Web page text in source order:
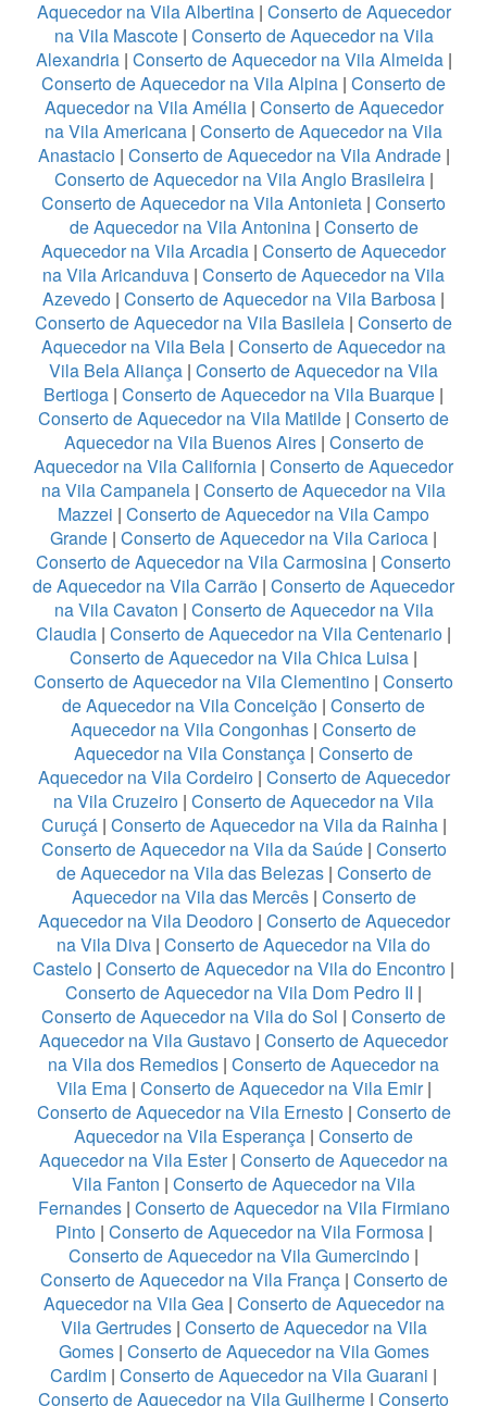
Aquecedor na Vila Albertina| Conserto de Aquecedor
na Vila Mascote| Conserto de Aquecedor na Vila
Alexandria| Conserto de Aquecedor na Vila Almeida |
Conserto de Aquecedor na Vila Alpina | Conserto de
Aquecedor na Vila Amélia | Conserto de Aquecedor
na Vila Americana | Conserto de Aquecedor na Vila
Anastacio| Conserto de Aquecedor na Vila Andrade|
Conserto de Aquecedor na Vila Anglo Brasileira|
Conserto de Aquecedor na Vila Antonieta | Conserto
de Aquecedor na Vila Antonina| Conserto de
Aquecedor na Vila Arcadia | Conserto de Aquecedor
na Vila Aricanduva | Conserto de Aquecedor na Vila
Azevedo | Conserto de Aquecedor na Vila Barbosa |
Conserto de Aquecedor na Vila Basileia | Conserto de
Aquecedor na Vila Bela | Conserto de Aquecedor na
Vila Bela Aliança | Conserto de Aquecedor na Vila
Bertioga | Conserto de Aquecedor na Vila Buarque |
Conserto de Aquecedor na Vila Matilde | Conserto de
Aquecedor na Vila Buenos Aires| Conserto de
Aquecedor na Vila California | Conserto de Aquecedor
na Vila Campanela | Conserto de Aquecedor na Vila
Mazzei | Conserto de Aquecedor na Vila Campo
Grande | Conserto de Aquecedor na Vila Carioca |
Conserto de Aquecedor na Vila Carmosina | Conserto
de Aquecedor na Vila Carrão | Conserto de Aquecedor
na Vila Cavaton | Conserto de Aquecedor na Vila
Claudia | Conserto de Aquecedor na Vila Centenario |
Conserto de Aquecedor na Vila Chica Luisa |
Conserto de Aquecedor na Vila Clementino | Conserto
de Aquecedor na Vila Conceição | Conserto de
Aquecedor na Vila Congonhas | Conserto de
Aquecedor na Vila Constança | Conserto de
Aquecedor na Vila Cordeiro| Conserto de Aquecedor
na Vila Cruzeiro | Conserto de Aquecedor na Vila
Curuçá | Conserto de Aquecedor na Vila da Rainha |
Conserto de Aquecedor na Vila da Saúde| Conserto
de Aquecedor na Vila das Belezas| Conserto de
Aquecedor na Vila das Mercês| Conserto de
Aquecedor na Vila Deodoro| Conserto de Aquecedor
na Vila Diva | Conserto de Aquecedor na Vila do
Castelo | Conserto de Aquecedor na Vila do Encontro |
Conserto de Aquecedor na Vila Dom Pedro II |
Conserto de Aquecedor na Vila do Sol | Conserto de
Aquecedor na Vila Gustavo | Conserto de Aquecedor
na Vila dos Remedios | Conserto de Aquecedor na
Vila Ema| Conserto de Aquecedor na Vila Emir|
Conserto de Aquecedor na Vila Ernesto| Conserto de
Aquecedor na Vila Esperança | Conserto de
Aquecedor na Vila Ester| Conserto de Aquecedor na
Vila Fanton | Conserto de Aquecedor na Vila
Fernandes| Conserto de Aquecedor na Vila Firmiano
Pinto| Conserto de Aquecedor na Vila Formosa|
Conserto de Aquecedor na Vila Gumercindo |
Conserto de Aquecedor na Vila França| Conserto de
Aquecedor na Vila Gea| Conserto de Aquecedor na
Vila Gertrudes| Conserto de Aquecedor na Vila
Gomes| Conserto de Aquecedor na Vila Gomes
Cardim | Conserto de Aquecedor na Vila Guarani |
Conserto de Aquecedor na Vila Guilherme | Conserto